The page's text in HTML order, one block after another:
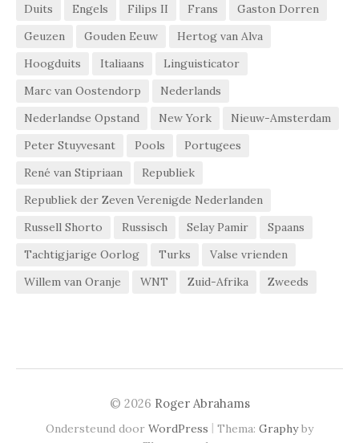
Duits
Engels Filips II Frans
Gaston Dorren
Geuzen
Gouden Eeuw
Hertog van Alva
Hoogduits
Italiaans
Linguisticator
Marc van Oostendorp
Nederlands
Nederlandse Opstand
New York
Nieuw-Amsterdam
Peter Stuyvesant
Pools
Portugees
René van Stipriaan
Republiek
Republiek der Zeven Verenigde Nederlanden
Russell Shorto
Russisch Selay Pamir
Spaans
Tachtigjarige Oorlog
Turks
Valse vrienden
Willem van Oranje
WNT Zuid-Afrika Zweeds
© 2026 Roger Abrahams
Ondersteund door WordPress | Thema: Graphyby